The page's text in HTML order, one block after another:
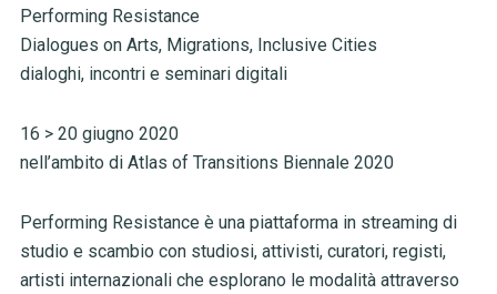
Performing Resistance
Dialogues on Arts, Migrations, Inclusive Cities
dialoghi, incontri e seminari digitali
16 > 20 giugno 2020
nell’ambito di Atlas of Transitions Biennale 2020
Performing Resistance è una piattaforma in streaming di
studio e scambio con studiosi, attivisti, curatori, registi,
artisti internazionali che esplorano le modalità attraverso